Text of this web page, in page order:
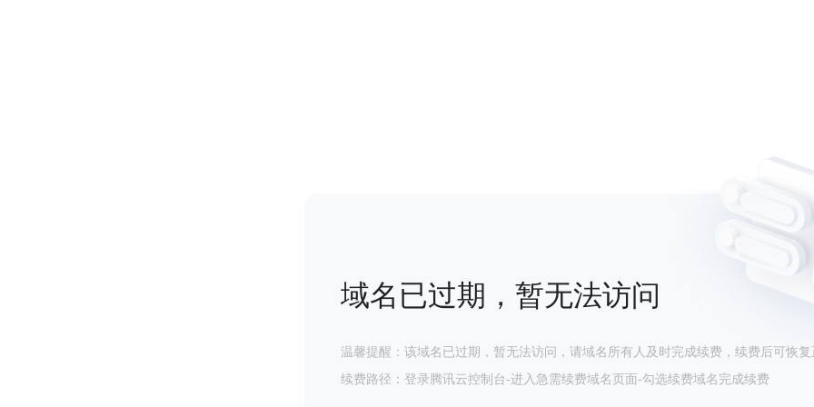
域名已过期，暂无法访问
温馨提醒：该域名已过期，暂无法访问，请域名所有人及时完成续费，续费后可恢复
续费路径：登录腾讯云控制台-进入急需续费域名页面-勾选续费域名完成续费